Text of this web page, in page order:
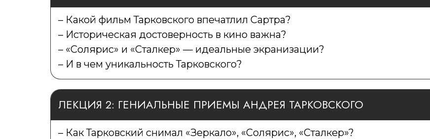
– Какой фильм Тарковского впечатлил Сартра?
– Историческая достоверность в кино важна?
– «Солярис» и «Сталкер» — идеальные экранизации?
– И в чем уникальность Тарковского?
ЛЕКЦИЯ 2: ГЕНИАЛЬНЫЕ ПРИЕМЫ АНДРЕЯ ТАРКОВСКОГО
– Как Тарковский снимал «Зеркало», «Солярис», «Сталкер»?